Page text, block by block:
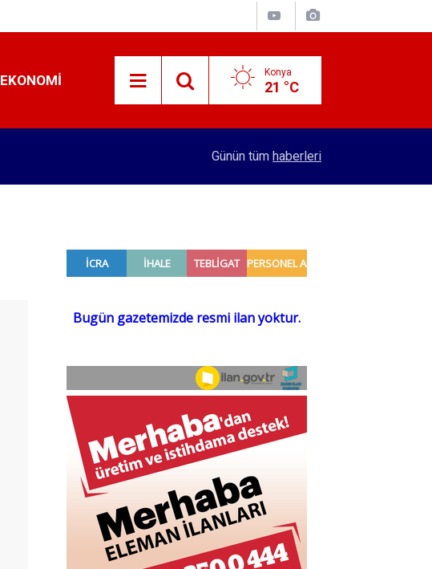
EKONOMI Konya
21 °C
Konya'da feci kaza! Tır araçları biçti
Günün tüm haberleri